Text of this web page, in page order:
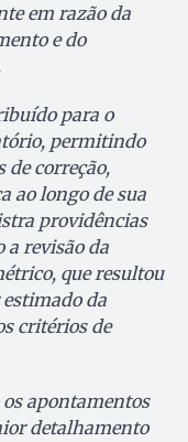
em razão da
e do
para o
permitindo
de correção,
ao longo de sua
providências
a revisão da
que resultou
da
critérios de
apontamentos
detalhamento